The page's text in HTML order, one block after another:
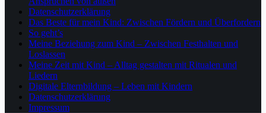
Datenschutzerklärung
Das Beste für mein Kind: Zwischen Fördern und Überfordern
So geht’s
Meine Beziehung zum Kind – Zwischen Festhalten und
Loslassen
Meine Zeit mit Kind – Alltag gestalten mit Ritualen und
Liedern
Digitale Elternbildung – Leben mit Kindern
Datenschutzerklärung
Impressum